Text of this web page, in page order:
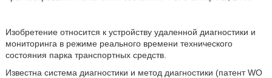
Изобретение относится к устройству удаленной диагностики и
мониторинга в режиме реального времени технического
состояния парка транспортных средств.
Известна система диагностики и метод диагностики (патент WO